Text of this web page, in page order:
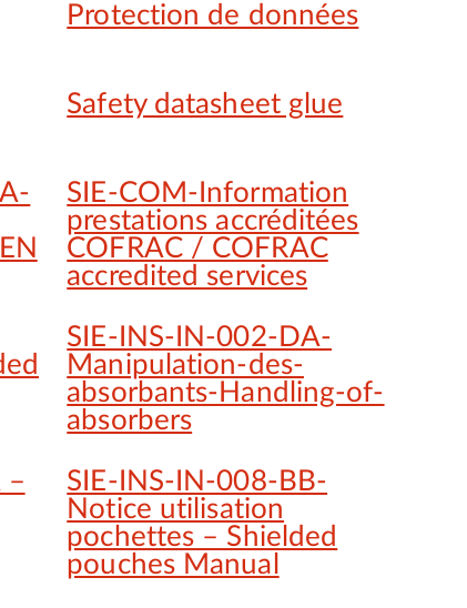
Protection de données
Safety datasheet glue
SIE-COM-Information
prestations accréditées
COFRAC / COFRAC
accredited services
SIE-INS-IN-002-DA-
Manipulation-des-
absorbants-Handling-of-
absorbers
–
SIE-INS-IN-008-BB-
Notice utilisation
pochettes – Shielded
pouches Manual